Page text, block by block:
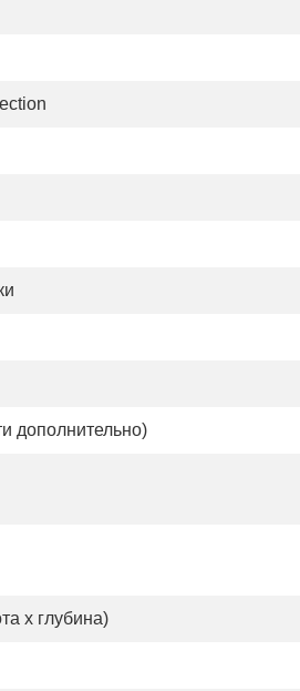
дополнительно)
х глубина)